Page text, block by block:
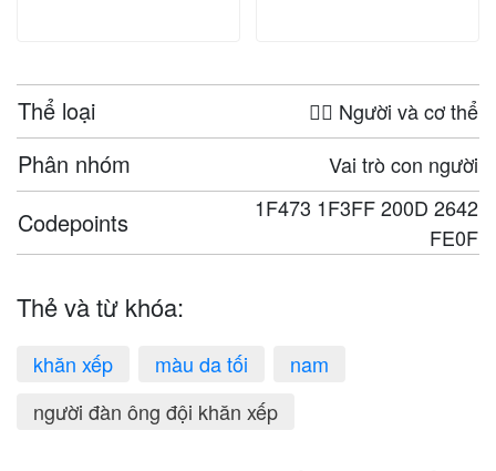
Thể loại 🤦‍♀️ Người và cơ thể
Phân nhóm Vai trò con người
Codepoints
1F473 1F3FF 200D 2642
FE0F
Thẻ và từ khóa:
khăn xếp màu da tối
nam
người đàn ông đội khăn xếp